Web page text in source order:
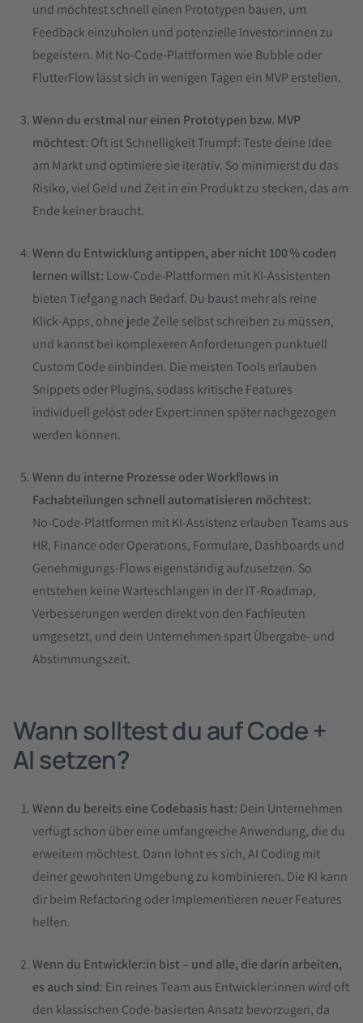
und möchtest schnell einen Prototypen bauen, um
Feedback einzuholen und potenzielle Investor:innen zu
begeistern. Mit No-Code-Plattformen wie Bubble oder
FlutterFlow lässt sich in wenigen Tagen ein MVP erstellen.
Wenn du erstmal nur einen Prototypen bzw. MVP
möchtest: Oft ist Schnelligkeit Trumpf: Teste deine Idee
am Markt und optimiere sie iterativ. So minimierst du das
Risiko, viel Geld und Zeit in ein Produkt zu stecken, das am
Ende keiner braucht.
Wenn du Entwicklung antippen, aber nicht 100 % coden
lernen willst: Low‑Code‑Plattformen mit KI‑Assistenten
bieten Tiefgang nach Bedarf. Du baust mehr als reine
Klick‑Apps, ohne jede Zeile selbst schreiben zu müssen,
und kannst bei komplexeren Anforderungen punktuell
Custom Code einbinden. Die meisten Tools erlauben
Snippets oder Plugins, sodass kritische Features
individuell gelöst oder Expert:innen später nachgezogen
werden können.
Wenn du interne Prozesse oder Workflows in
Fachabteilungen schnell automatisieren möchtest:
No‑Code‑Plattformen mit KI‑Assistenz erlauben Teams aus
HR, Finance oder Operations, Formulare, Dashboards und
Genehmigungs‑Flows eigenständig aufzusetzen. So
entstehen keine Warteschlangen in der IT‑Roadmap,
Verbesserungen werden direkt von den Fachleuten
umgesetzt, und dein Unternehmen spart Übergabe‑ und
Abstimmungszeit.
Wann solltest du auf Code +
AI setzen?
Wenn du bereits eine Codebasis hast: Dein Unternehmen
verfügt schon über eine umfangreiche Anwendung, die du
erweitern möchtest. Dann lohnt es sich, AI Coding mit
deiner gewohnten Umgebung zu kombinieren. Die KI kann
dir beim Refactoring oder Implementieren neuer Features
helfen.
Wenn du Entwickler:in bist – und alle, die darin arbeiten,
es auch sind: Ein reines Team aus Entwickler:innen wird oft
den klassischen Code-basierten Ansatz bevorzugen, da